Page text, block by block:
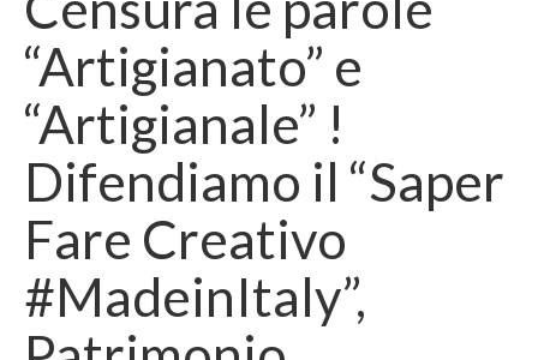
“Artigianato” e
“Artigianale” !
Difendiamo il “Saper
Fare Creativo
#MadeinItaly”,